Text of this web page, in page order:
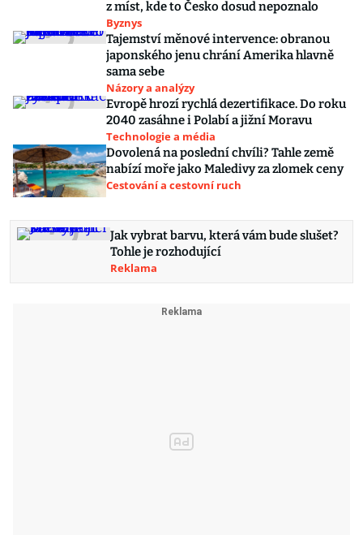
z míst, kde to Česko dosud nepoznalo
Byznys
Tajemství měnové intervence: obranou
japonského jenu chrání Amerika hlavně
sama sebe
Názory a analýzy
Evropě hrozí rychlá dezertifikace. Do roku
2040 zasáhne i Polabí a jižní Moravu
Technologie a média
Dovolená na poslední chvíli? Tahle země
nabízí moře jako Maledivy za zlomek ceny
Cestování a cestovní ruch
Jak vybrat barvu, která vám bude slušet?
Tohle je rozhodující
Reklama